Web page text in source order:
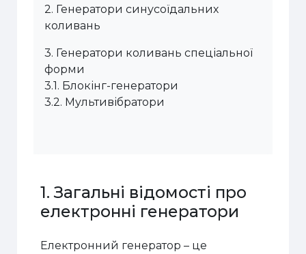
2. Генератори синусоїдальних
коливань
3. Генератори коливань спеціальної
форми
3.1. Блокінг-генератори
3.2. Мультивібратори
1. Загальні відомості про
електронні генератори
Електронний генератор – це